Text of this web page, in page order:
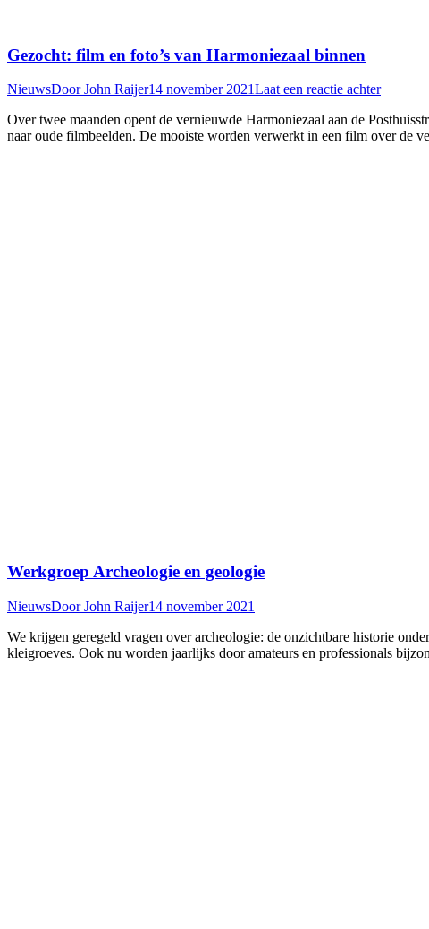
Gezocht: film en foto’s van Harmoniezaal binnen
NieuwsDoorJohn Raijer14 november 2021Laat een reactie achter
Over twee maanden opent de vernieuwde Harmoniezaal aan de
naar oude filmbeelden. De mooiste worden verwerkt in een film over de
Werkgroep Archeologie en geologie
NieuwsDoorJohn Raijer14 november 2021
We krijgen geregeld vragen over archeologie: de onzichtbare historie
kleigroeves. Ook nu worden jaarlijks door amateurs en professionals